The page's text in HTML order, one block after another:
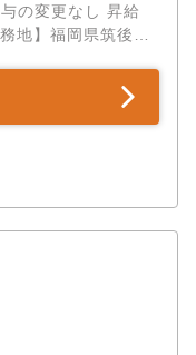
の変更なし 昇給
地】福岡県筑後市